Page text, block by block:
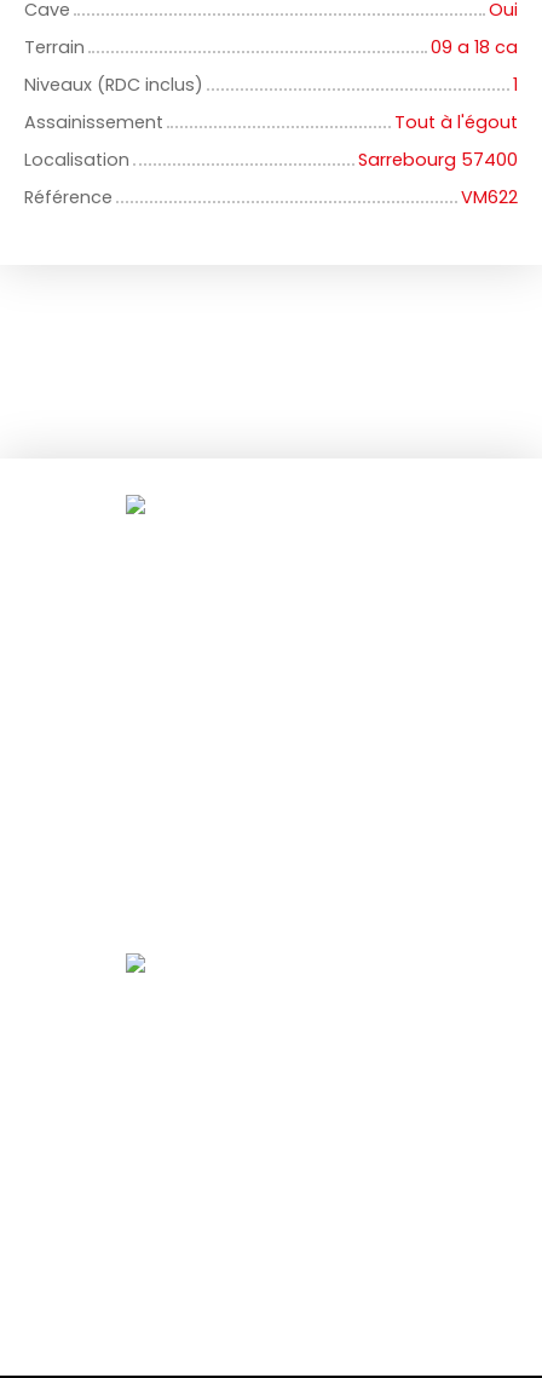
Cave
Oui
Terrain
09 a 18 ca
Niveaux (RDC inclus)
1
Assainissement
Tout à l'égout
Localisation
Sarrebourg 57400
Référence
VM622